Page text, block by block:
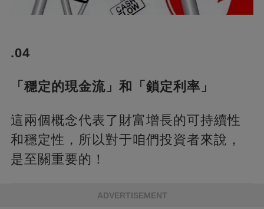
.04
「穩定的現金流」和「鎖定利率」
這兩個概念代表了財富增長的可持續性
和穩定性，所以對于咱們投資者來說，
是至關重要的！
ADVERTISEMENT